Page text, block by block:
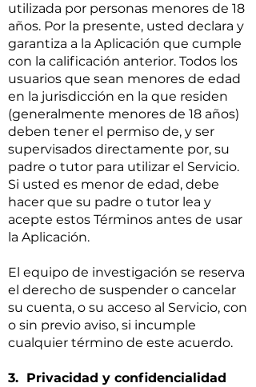
utilizada por personas menores de 18
años. Por la presente, usted declara y
garantiza a la Aplicación que cumple
con la calificación anterior. Todos los
usuarios que sean menores de edad
en la jurisdicción en la que residen
(generalmente menores de 18 años)
deben tener el permiso de, y ser
supervisados directamente por, su
padre o tutor para utilizar el Servicio.
Si usted es menor de edad, debe
hacer que su padre o tutor lea y
acepte estos Términos antes de usar
la Aplicación.
El equipo de investigación se reserva
el derecho de suspender o cancelar
su cuenta, o su acceso al Servicio, con
o sin previo aviso, si incumple
cualquier término de este acuerdo.
3. Privacidad y confidencialidad